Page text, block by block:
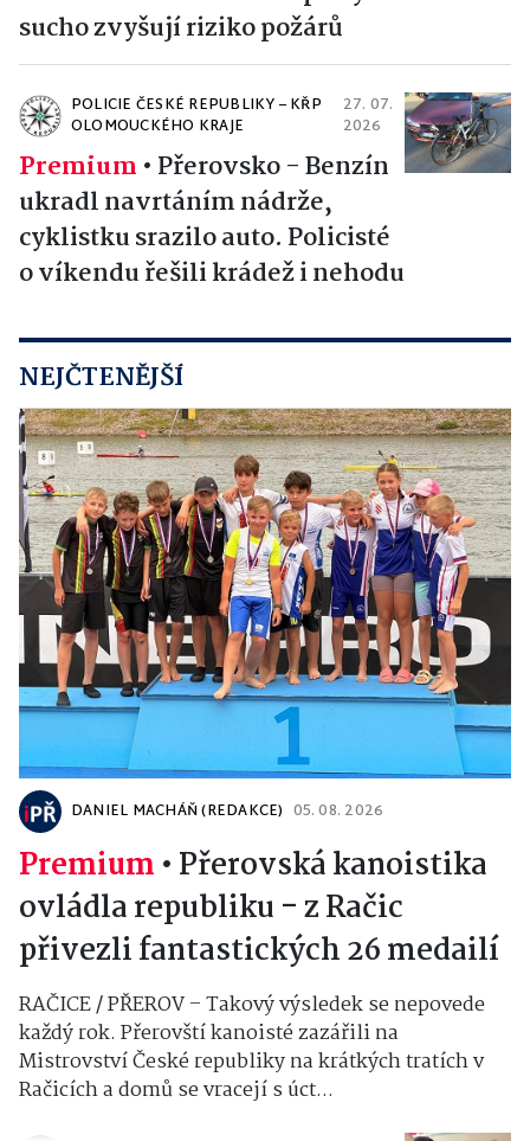
sucho zvyšují riziko požárů
POLICIE ČESKÉ REPUBLIKY – KŘP
OLOMOUCKÉHO KRAJE
27. 07.
2026
Premium • Přerovsko - Benzín
ukradl navrtáním nádrže,
cyklistku srazilo auto. Policisté
o víkendu řešili krádež i nehodu
NEJČTENĚJŠÍ
DANIEL MACHÁŇ (REDAKCE) 05. 08. 2026
Premium • Přerovská kanoistika
ovládla republiku - z Račic
přivezli fantastických 26 medailí
RAČICE / PŘEROV – Takový výsledek se nepovede
každý rok. Přerovští kanoisté zazářili na
Mistrovství České republiky na krátkých tratích v
Račicích a domů se vracejí s úct...